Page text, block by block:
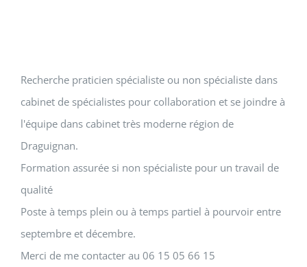
Recherche praticien spécialiste ou non spécialiste dans
cabinet de spécialistes pour collaboration et se joindre à
l'équipe dans cabinet très moderne région de
Draguignan.
Formation assurée si non spécialiste pour un travail de
qualité
Poste à temps plein ou à temps partiel à pourvoir entre
septembre et décembre.
Merci de me contacter au 06 15 05 66 15